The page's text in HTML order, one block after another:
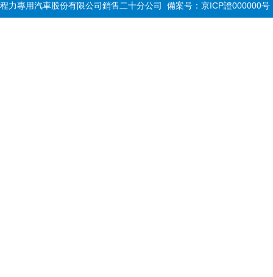
程力專用汽車股份有限公司銷售二十分公司 備案号： 京ICP證000000号